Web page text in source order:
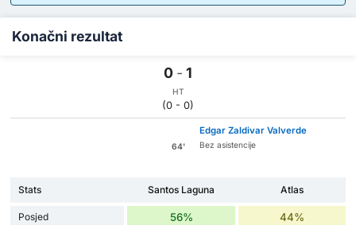
Konačni rezultat
0 - 1
HT
(0 - 0)
64'
Edgar Zaldivar Valverde
Bez asistencije
Stats Santos Laguna Atlas
Posjed 56% 44%